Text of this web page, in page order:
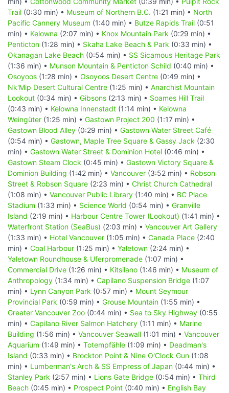
Trail (0:30 min) • Museum of Northern B.C. (1:21 min) • North
Pacific Cannery Museum (1:40 min) • Butze Rapids Trail (0:51
min) • Kelowna (2:07 min) • Knox Mountain Park (0:29 min) •
Penticton (1:28 min) • Skaha Lake Beach & Park (0:33 min) •
Okanagan Lake Beach (0:54 min) • SS Sicamous Heritage Park
(1:36 min) • Munson Mountain & Penticton Schild (0:40 min) •
Osoyoos (1:28 min) • Osoyoos Desert Centre (0:49 min) •
Nk'Mip Desert Cultural Centre (1:25 min) • Anarchist Mountain
Lookout (0:34 min) • Gibsons (2:13 min) • Soames Hill Trail
(0:43 min) • Kelowna Innenstadt (1:14 min) • Kelowna
Weingüter (1:25 min) • Gastown Project 200 (1:17 min) •
Gastown Blood Alley (0:29 min) • Gastown Water Street Café
(0:54 min) • Gastown, Maple Tree Square & Gassy Jack (2:30
min) • Gastown Water Street & Dominion Hotel (0:46 min) •
Gastown Steam Clock (0:45 min) • Gastown Victory Square &
Dominion Building (1:42 min) • Vancouver (3:52 min) • Robson
Street & Robson Square (2:23 min) • Christ Church Cathedral
(1:08 min) • Vancouver Public Library (1:40 min) • BC Place
Stadium (1:33 min) • Science World (0:54 min) • Granville
Island (2:19 min) • Harbour Centre Tower (Lookout) (1:41 min) •
Waterfront Station (SeaBus) (2:03 min) • Vancouver Art Gallery
(1:33 min) • Hotel Vancouver (1:05 min) • Canada Place (2:40
min) • Coal Harbour (1:25 min) • Yaletown (2:24 min) •
Yaletown Roundhouse & Uferpromenade (1:07 min) •
Commercial Drive (1:26 min) • Kitsilano (1:46 min) • Museum of
Anthropology (1:34 min) • Capilano Suspension Bridge (1:07
min) • Lynn Canyon Park (0:57 min) • Mount Seymour
Provincial Park (0:59 min) • Grouse Mountain (1:55 min) •
Greater Vancouver Zoo (0:44 min) • Sea to Sky Highway (0:55
min) • Capilano River Salmon Hatchery (1:11 min) • Marine
Building (1:56 min) • Vancouver Seawall (1:01 min) • Vancouver
Aquarium (1:49 min) • Totempfähle (1:09 min) • Deadman's
Island (0:33 min) • Brockton Point & Nine O'Clock Gun (1:08
min) • Lumberman's Arch & SS Empress of Japan (0:44 min) •
Stanley Park (2:57 min) • Lions Gate Bridge (0:54 min) • Third
Beach (0:45 min) • Prospect Point (0:40 min) • English Bay